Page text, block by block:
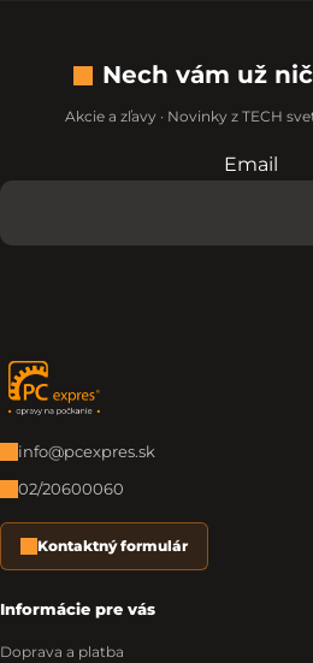
Nech vám už
Akcie a zľavy · Novinky z TECH
Email
Zápätie
info@pcexpres.sk
02/20600060
Kontaktný formulár
Informácie pre vás
Doprava a platba